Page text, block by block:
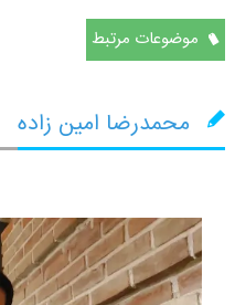
موضوعات مرتبط
محمدرضا امین زاده